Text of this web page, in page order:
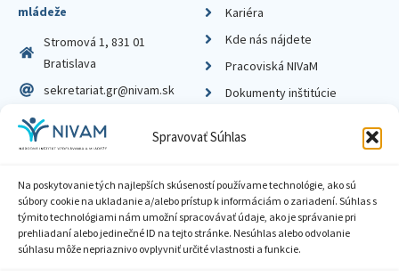
Spravovať Súhlas
Na poskytovanie tých najlepších skúseností používame technológie, ako sú
súbory cookie na ukladanie a/alebo prístup k informáciám o zariadení. Súhlas s
týmito technológiami nám umožní spracovávať údaje, ako je správanie pri
prehliadaní alebo jedinečné ID na tejto stránke. Nesúhlas alebo odvolanie
súhlasu môže nepriaznivo ovplyvniť určité vlastnosti a funkcie.
mládeže
Stromová 1, 831 01
Bratislava
sekretariat.gr@nivam.sk
IČO: 00164348
DIČ: 2020798714
Kariéra
Kde nás nájdete
Pracoviská NIVaM
Dokumenty inštitúcie
Zásady ochrany súkromia